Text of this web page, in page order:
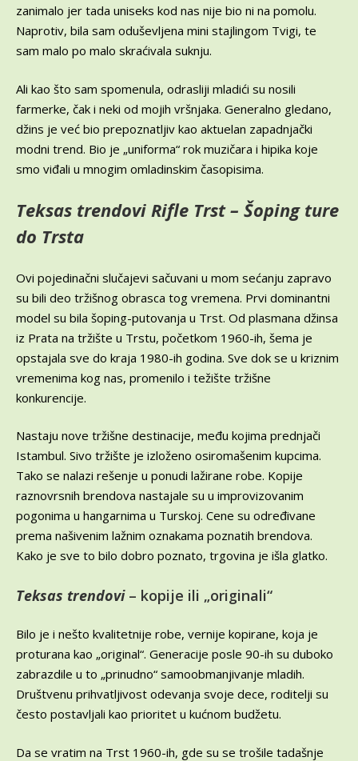
zanimalo jer tada uniseks kod nas nije bio ni na pomolu.
Naprotiv, bila sam oduševljena mini stajlingom Tvigi, te
sam malo po malo skraćivala suknju.
Ali kao što sam spomenula, odrasliji mladići su nosili
farmerke, čak i neki od mojih vršnjaka. Generalno gledano,
džins je već bio prepoznatljiv kao aktuelan zapadnjački
modni trend. Bio je „uniforma“ rok muzičara i hipika koje
smo viđali u mnogim omladinskim časopisima.
Teksas trendovi Rifle Trst – Šoping ture
do Trsta
Ovi pojedinačni slučajevi sačuvani u mom sećanju zapravo
su bili deo tržišnog obrasca tog vremena. Prvi dominantni
model su bila šoping-putovanja u Trst. Od plasmana džinsa
iz Prata na tržište u Trstu, početkom 1960-ih, šema je
opstajala sve do kraja 1980-ih godina. Sve dok se u kriznim
vremenima kog nas, promenilo i težište tržišne
konkurencije.
Nastaju nove tržišne destinacije, među kojima prednjači
Istambul. Sivo tržište je izloženo osiromašenim kupcima.
Tako se nalazi rešenje u ponudi lažirane robe. Kopije
raznovrsnih brendova nastajale su u improvizovanim
pogonima u hangarnima u Turskoj. Cene su određivane
prema našivenim lažnim oznakama poznatih brendova.
Kako je sve to bilo dobro poznato, trgovina je išla glatko.
Teksas trendovi– kopije ili „originali“
Bilo je i nešto kvalitetnije robe, vernije kopirane, koja je
proturana kao „original“. Generacije posle 90-ih su duboko
zabrazdile u to „prinudno“ samoobmanjivanje mladih.
Društvenu prihvatljivost odevanja svoje dece, roditelji su
često postavljali kao prioritet u kućnom budžetu.
Da se vratim na Trst 1960-ih, gde su se trošile tadašnje